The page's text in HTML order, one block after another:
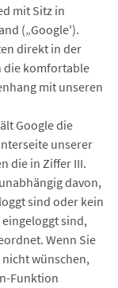
mit Sitz in
(„Google').
direkt in der
die komfortable
mit unseren
Google die
unserer
die in Ziffer III.
davon,
sind oder kein
sind,
Wenn Sie
wünschen,
Funktion